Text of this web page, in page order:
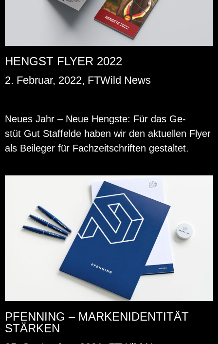
HENGST FLYER 2022
2. Februar, 2022, FTWild News
Neues Jahr – Neue Hengs­te: Für das Ge­
stüt Gut Staf­felde haben wir den ak­tu­el­len Flyer
als Bei­le­ger für Fach­zeit­schrif­ten ge­stal­tet.
PFENNING – MARKENIDENTITÄT
STÄRKEN